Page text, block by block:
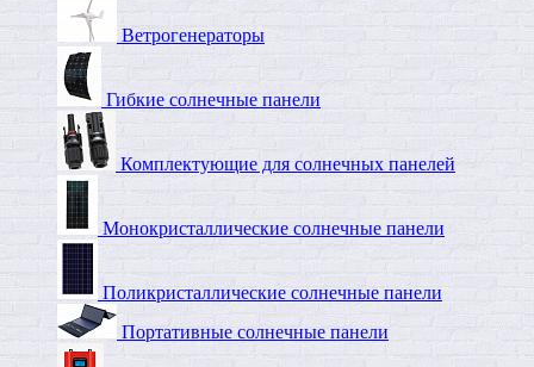
Ветрогенераторы
Гибкие солнечные панели
Комплектующие для солнечных панелей
Монокристаллические солнечные панели
Поликристаллические солнечные панели
Портативные солнечные панели